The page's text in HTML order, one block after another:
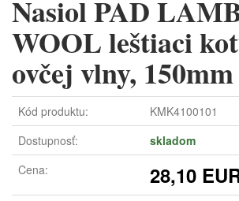
Nasiol PAD
WOOL leštiaci
ovčej vlny, 150mm
Kód produktu:
KMK4100101
Dostupnosť:
skladom
Cena:
28,10